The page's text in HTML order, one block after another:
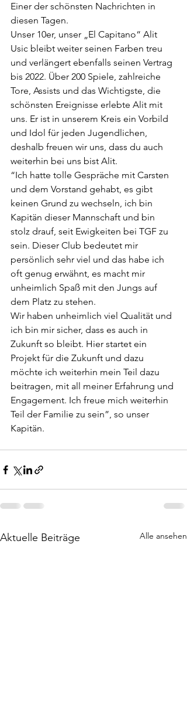
Einer der schönsten Nachrichten in
diesen Tagen.
Unser 10er, unser „El Capitano“ Alit
Usic bleibt weiter seinen Farben treu
und verlängert ebenfalls seinen Vertrag
bis 2022. Über 200 Spiele, zahlreiche
Tore, Assists und das Wichtigste, die
schönsten Ereignisse erlebte Alit mit
uns. Er ist in unserem Kreis ein Vorbild
und Idol für jeden Jugendlichen,
deshalb freuen wir uns, dass du auch
weiterhin bei uns bist Alit.
“Ich hatte tolle Gespräche mit Carsten
und dem Vorstand gehabt, es gibt
keinen Grund zu wechseln, ich bin
Kapitän dieser Mannschaft und bin
stolz drauf, seit Ewigkeiten bei TGF zu
sein. Dieser Club bedeutet mir
persönlich sehr viel und das habe ich
oft genug erwähnt, es macht mir
unheimlich Spaß mit den Jungs auf
dem Platz zu stehen.
Wir haben unheimlich viel Qualität und
ich bin mir sicher, dass es auch in
Zukunft so bleibt. Hier startet ein
Projekt für die Zukunft und dazu
möchte ich weiterhin mein Teil dazu
beitragen, mit all meiner Erfahrung und
Engagement. Ich freue mich weiterhin
Teil der Familie zu sein”, so unser
Kapitän.
Aktuelle Beiträge Alle ansehen